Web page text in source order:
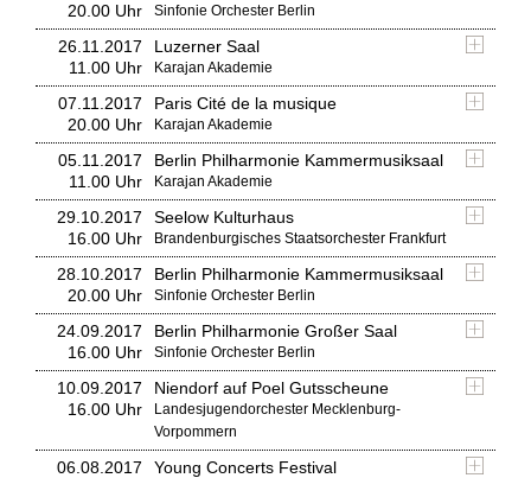
20.00 Uhr
Sinfonie Orchester Berlin
26.11.2017
11.00 Uhr
Luzerner Saal
Karajan Akademie
07.11.2017
20.00 Uhr
Paris Cité de la musique
Karajan Akademie
05.11.2017
11.00 Uhr
Berlin Philharmonie Kammermusiksaal
Karajan Akademie
29.10.2017
16.00 Uhr
Seelow Kulturhaus
Brandenburgisches Staatsorchester Frankfurt
28.10.2017
20.00 Uhr
Berlin Philharmonie Kammermusiksaal
Sinfonie Orchester Berlin
24.09.2017
16.00 Uhr
Berlin Philharmonie Großer Saal
Sinfonie Orchester Berlin
10.09.2017
16.00 Uhr
Niendorf auf Poel Gutsscheune
Landesjugendorchester Mecklenburg-
Vorpommern
06.08.2017
Young Concerts Festival